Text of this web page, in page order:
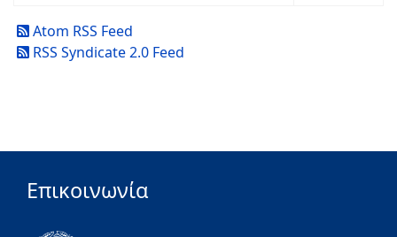
Atom RSS Feed
RSS Syndicate 2.0 Feed
Επικοινωνία